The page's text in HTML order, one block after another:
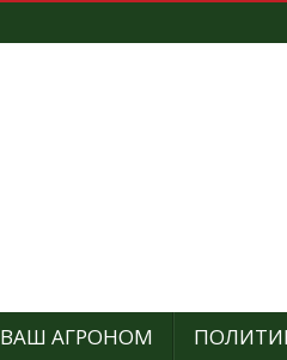
ВАШ АГРОНОМ